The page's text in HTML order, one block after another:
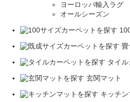
ヨーロッパ輸入ラグ
オールシーズン
畳
タイ
玄関マット
キッチン